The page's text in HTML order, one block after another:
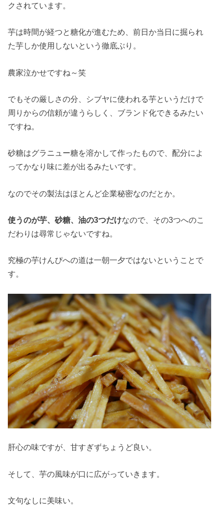
クされています。
芋は時間が経つと糖化が進むため、前日か当日に掘られ
た芋しか使用しないという徹底ぶり。
農家泣かせですね～笑
でもその厳しさの分、シブヤに使われる芋というだけで
周りからの信頼が違うらしく、ブランド化できるみたい
ですね。
砂糖はグラニュー糖を溶かして作ったもので、配分によ
ってかなり味に差が出るみたいです。
なのでその製法はほとんど企業秘密なのだとか。
使うのが芋、砂糖、油の3つだけなので、その3つへのこ
だわりは尋常じゃないですね。
究極の芋けんぴへの道は一朝一夕ではないということで
す。
肝心の味ですが、甘すぎずちょうど良い。
そして、芋の風味が口に広がっていきます。
文句なしに美味い。